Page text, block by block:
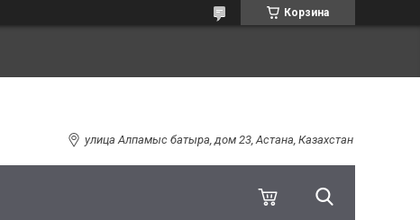
Корзина
улица Алпамыс батыра, дом 23, Астана, Казахстан